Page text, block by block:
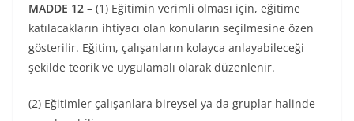
MADDE 12 – (1) Eğitimin verimli olması için, eğitime
katılacakların ihtiyacı olan konuların seçilmesine özen
gösterilir. Eğitim, çalışanların kolayca anlayabileceği
şekilde teorik ve uygulamalı olarak düzenlenir.
(2) Eğitimler çalışanlara bireysel ya da gruplar halinde